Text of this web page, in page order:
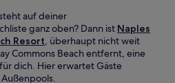
auf deiner
ganz oben? Dann ist Naples
Resort, überhaupt nicht weit
Commons Beach entfernt, eine
dich. Hier erwartet Gäste